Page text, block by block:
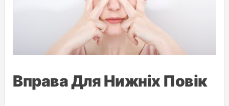
Вправа Для Нижніх Повік